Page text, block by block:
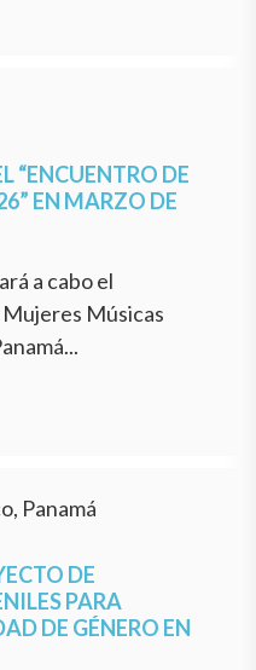
“ENCUENTRO DE
EN MARZO DE
a cabo el
Músicas
Panamá
DE
PARA
DE GÉNERO EN